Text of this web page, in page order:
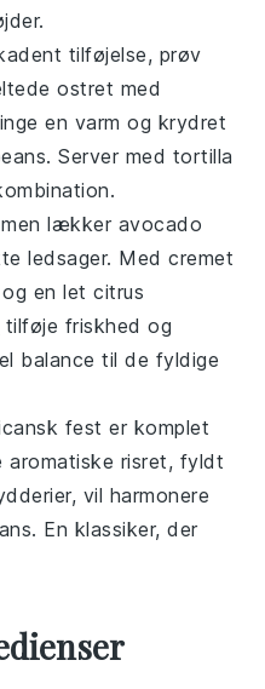
tilføjelse, prøv
ostret med
en varm og krydret
. Server med tortilla
men lækker avocado
ledsager. Med cremet
en letcitrus
tilføje friskhed og
balance til de fyldige
fest er komplet
aromatiske risret, fyldt
, vil harmonere
. En klassiker, der